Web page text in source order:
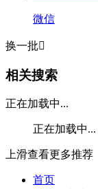
微信
换一批
相关搜索
正在加载中...
正在加载中...
上滑查看更多推荐
首页